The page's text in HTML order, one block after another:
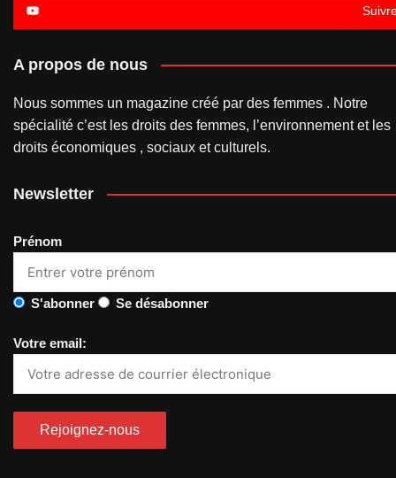
A propos de nous
Nous sommes un magazine créé par des femmes . Notre
spécialité c’est les droits des femmes, l’environnement et les
droits économiques , sociaux et culturels.
Newsletter
Prénom
S'abonner Se désabonner
Votre email: